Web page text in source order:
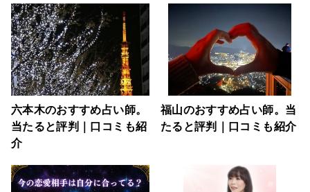
六本木のおすすめ占い師。
当たると評判｜口コミも紹
介
福山のおすすめ占い師。当
たると評判｜口コミも紹介